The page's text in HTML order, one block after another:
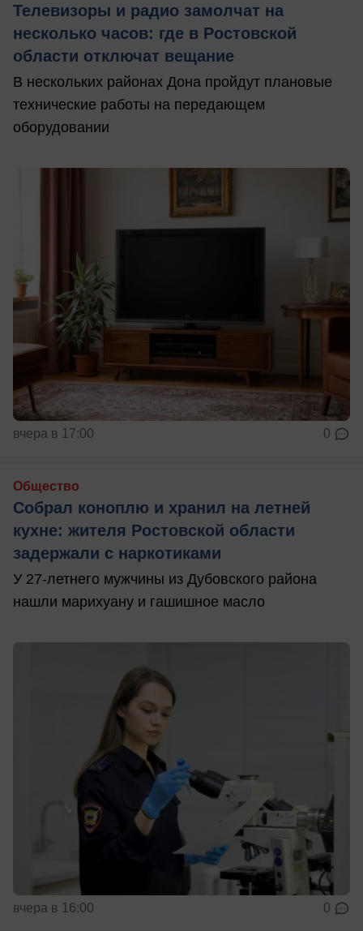
Телевизоры и радио замолчат на
несколько часов: где в Ростовской
области отключат вещание
В нескольких районах Дона пройдут плановые
технические работы на передающем
оборудовании
вчера в 17:00 0
Общество
Собрал коноплю и хранил на летней
кухне: жителя Ростовской области
задержали с наркотиками
У 27-летнего мужчины из Дубовского района
нашли марихуану и гашишное масло
вчера в 16:00 0